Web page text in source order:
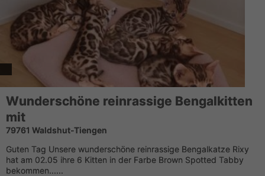
Wunderschöne reinrassige Bengalkitten
mit
79761 Waldshut-Tiengen
Guten Tag Unsere wunderschöne reinrassige Bengalkatze Rixy
hat am 02.05 ihre 6 Kitten in der Farbe Brown Spotted Tabby
bekommen......